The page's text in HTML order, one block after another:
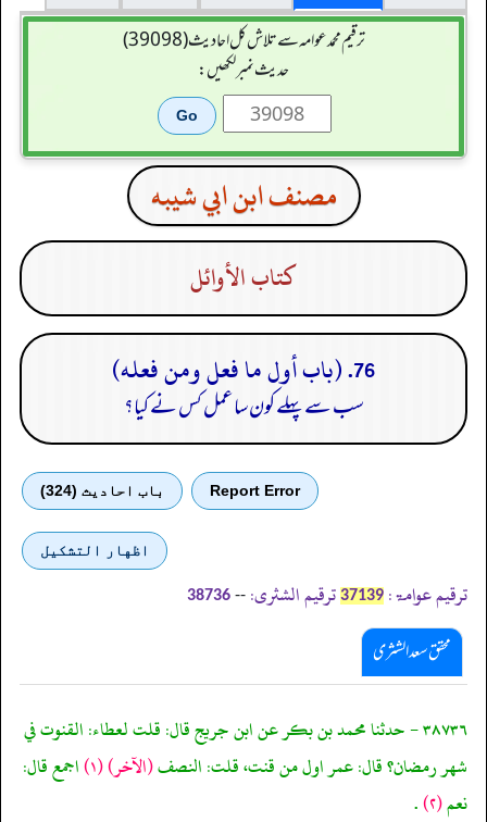
ترقیم محمدعوامہ سے تلاش کل احادیث (39098)
حدیث نمبر لکھیں:
مصنف ابن ابي شيبه
كتاب الأوائل
76. (باب أول ما فعل ومن فعله)
سب سے پہلے کون سا عمل کس نے کیا؟
Report Error باب احادیث (324)
اظهار التشكيل
ترقیم عوامۃ: 37139 ترقیم الشثری: --
38736
محقق سعد الشثری
٣٨٧٣٦ - حدثنا محمد بن بكر عن ابن جريج قال: قلت لعطاء: القنوت في
شهر رمضان؟ قال: عمر اول من قنت، قلت: النصف(الآخر)(١) اجمع قال:
نعم(٢) .